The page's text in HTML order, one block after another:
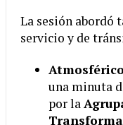
La sesión abordó
servicio y de
una minuta
por la